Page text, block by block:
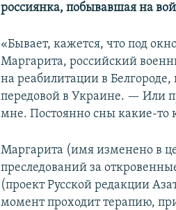
россиянка, побывавшая на
«Бывает, кажется, что под
Маргарита, российский
на реабилитации в
передовой в Украине. — Или
мне. Постоянно сны какие-
Маргарита (имя изменено в
преследований за
(проект Русской редакции
момент проходит терапию,